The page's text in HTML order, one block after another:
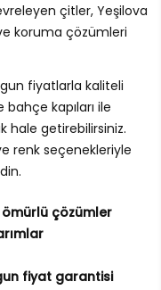
çitler, Yeşilova
koruma çözümleri
fiyatlarla kaliteli
bahçe kapıları ile
hale getirebilirsiniz.
renk seçenekleriyle
çözümler
fiyat garantisi